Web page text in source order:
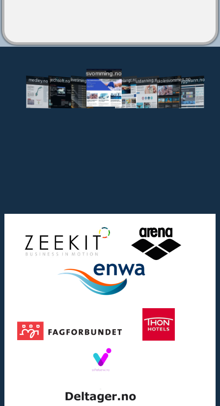
medley.no jechsoft.nolivetiming.medley.no
svomming.no
svomlangt.noutdanning.svomming.no
skolesvommen.notryggivann.no